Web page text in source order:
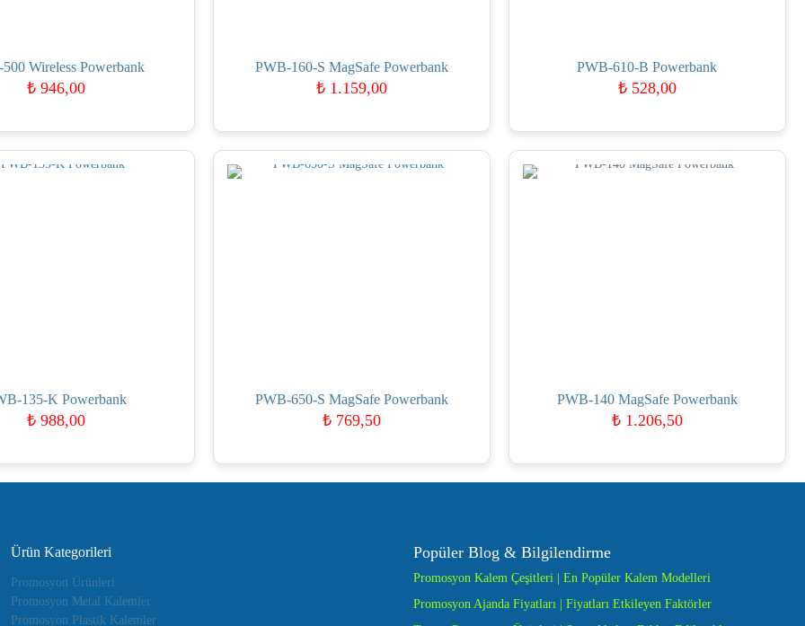
Wireless Powerbank
₺946,00
PWB-160-S MagSafe Powerbank
₺1.159,00
PWB-610-B Powerbank
₺528,00
135-K Powerbank
₺988,00
PWB-650-S MagSafe Powerbank
₺769,50
PWB-140 MagSafe Powerbank
₺1.206,50
Ürün Kategorileri
Promosyon Ürünleri
Promosyon Metal Kalemler
Promosyon Plastik Kalemler
Popüler Blog & Bilgilendirme
Promosyon Kalem Çeşitleri | En Popüler Kalem Modelleri
Promosyon Ajanda Fiyatları | Fiyatları Etkileyen Faktörler